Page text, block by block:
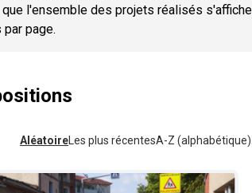
l'ensemble des projets réalisés
page.
Aléatoire Les plus récentesA-Z (alphabétique)